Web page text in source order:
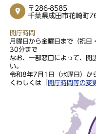
〒286-8585
千葉県成田市花崎町
開庁時間
月曜日から金曜日まで（祝日
30分まで
なお、一部窓口によって、開
い。
令和8年7月1日（水曜日）か
くわしくは「
開庁時間等の変